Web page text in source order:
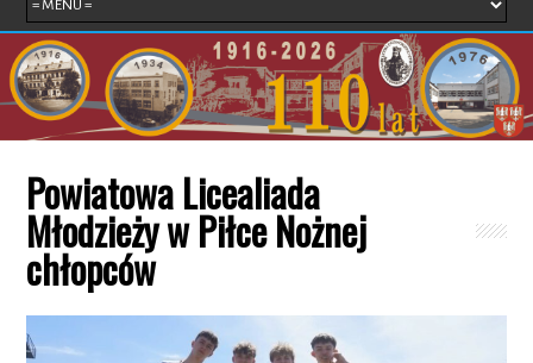
Powiatowa Licealiada
Młodzieży w Piłce Nożnej
chłopców